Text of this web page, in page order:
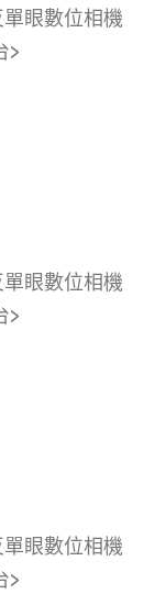
眼數位相機
>
眼數位相機
>
眼數位相機
>